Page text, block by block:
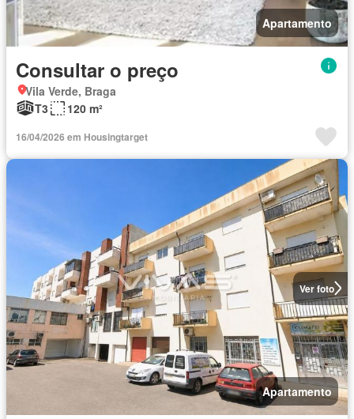
Apartamento
Consultar o preço
Vila Verde, Braga
T3
120 m²
16/04/2026 em Housingtarget
Ver foto
Apartamento